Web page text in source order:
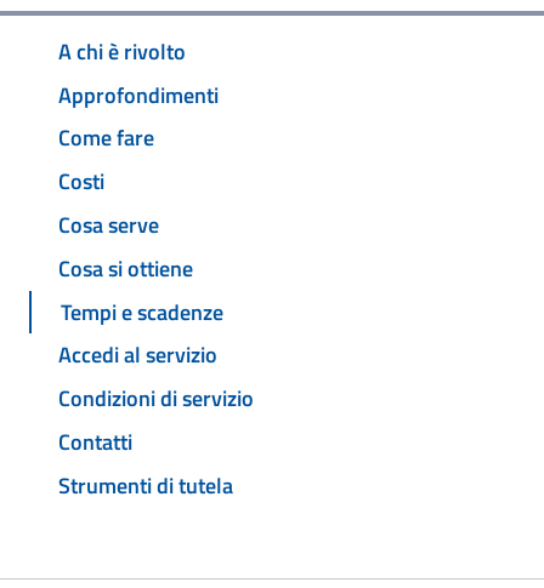
A chi è rivolto
Approfondimenti
Come fare
Costi
Cosa serve
Cosa si ottiene
Tempi e scadenze
Accedi al servizio
Condizioni di servizio
Contatti
Strumenti di tutela